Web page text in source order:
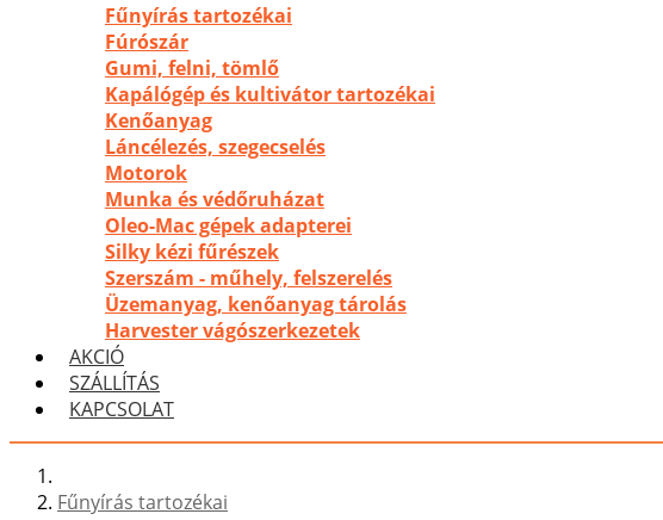
Fűnyírás tartozékai
Fúrószár
Gumi, felni, tömlő
Kapálógép és kultivátor tartozékai
Kenőanyag
Láncélezés, szegecselés
Motorok
Munka és védőruházat
Oleo-Mac gépek adapterei
Silky kézi fűrészek
Szerszám - műhely, felszerelés
Üzemanyag, kenőanyag tárolás
Harvester vágószerkezetek
AKCIÓ
SZÁLLÍTÁS
KAPCSOLAT
Fűnyírás tartozékai